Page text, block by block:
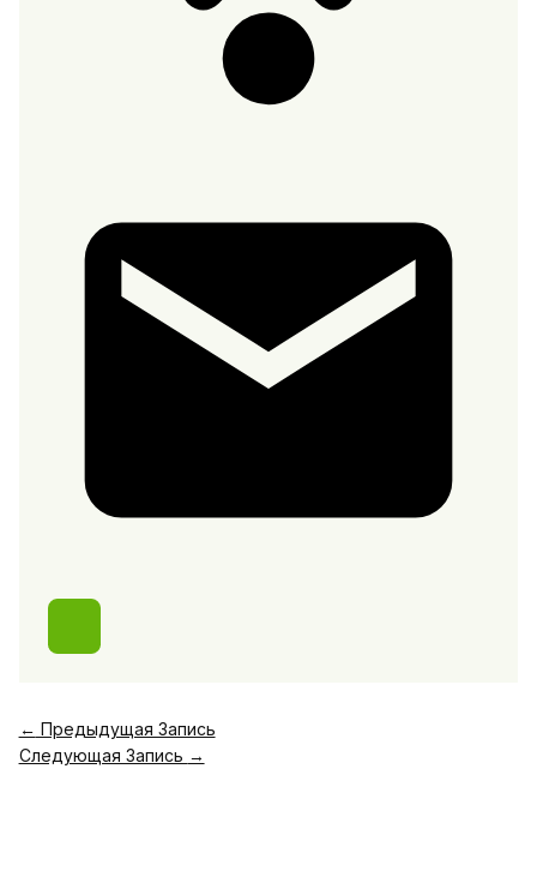
← Предыдущая Запись
Следующая Запись →